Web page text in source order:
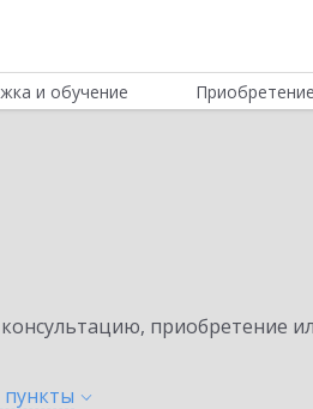
и обучение
приобретение
пункты